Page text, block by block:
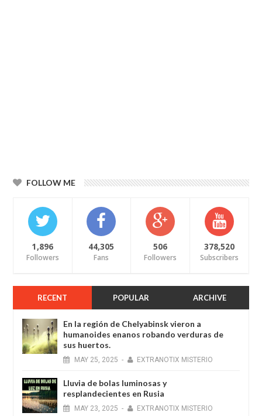
FOLLOW ME
1,896
Followers
44,305
Fans
506
Followers
378,520
Subscribers
RECENT POPULAR ARCHIVE
En la región de Chelyabinsk vieron a
humanoides enanos robando verduras de
sus huertos.
MAY 25, 2025 - EXTRANOTIX MISTERIO
Lluvia de bolas luminosas y
resplandecientes en Rusia
MAY 23, 2025 - EXTRANOTIX MISTERIO